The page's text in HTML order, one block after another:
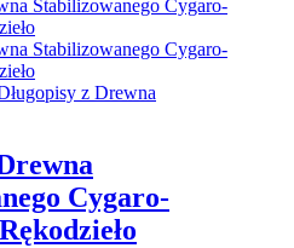
z Drewna
Cygaro-